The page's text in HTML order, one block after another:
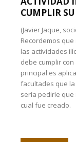
CUMPLIR
(Javier Jaque,
Recordemos
las actividades
debe cumplir
principal es
facultades que
sería pedirle
cual fue creado.